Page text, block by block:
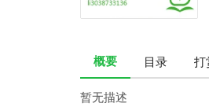
概要 目录 打
暂无描述